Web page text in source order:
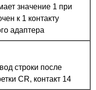
значение 1 при
к 1 контакту
адаптера
строки после
CR, контакт 14